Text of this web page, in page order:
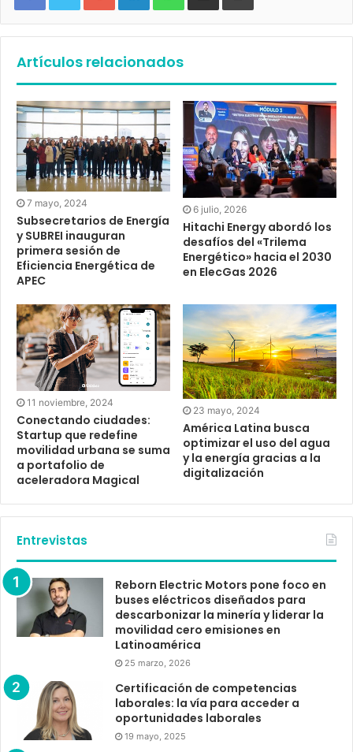
Artículos relacionados
7 mayo, 2024
Subsecretarios de Energía
y SUBREI inauguran
primera sesión de
Eficiencia Energética de
APEC
6 julio, 2026
Hitachi Energy abordó los
desafíos del «Trilema
Energético» hacia el 2030
en ElecGas 2026
11 noviembre, 2024
Conectando ciudades:
Startup que redefine
movilidad urbana se suma
a portafolio de
aceleradora Magical
23 mayo, 2024
América Latina busca
optimizar el uso del agua
y la energía gracias a la
digitalización
Entrevistas
Reborn Electric Motors pone foco en
buses eléctricos diseñados para
descarbonizar la minería y liderar la
movilidad cero emisiones en
Latinoamérica
25 marzo, 2026
Certificación de competencias
laborales: la vía para acceder a
oportunidades laborales
19 mayo, 2025